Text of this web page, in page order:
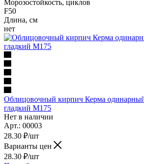
Морозостойкость, циклов
F50
Длина, см
нет
Облицовочный кирпич Керма
гладкий М175
Нет в наличии
Арт.: 00003
28.30 ₽/шт
Варианты цен
28.30 ₽/шт